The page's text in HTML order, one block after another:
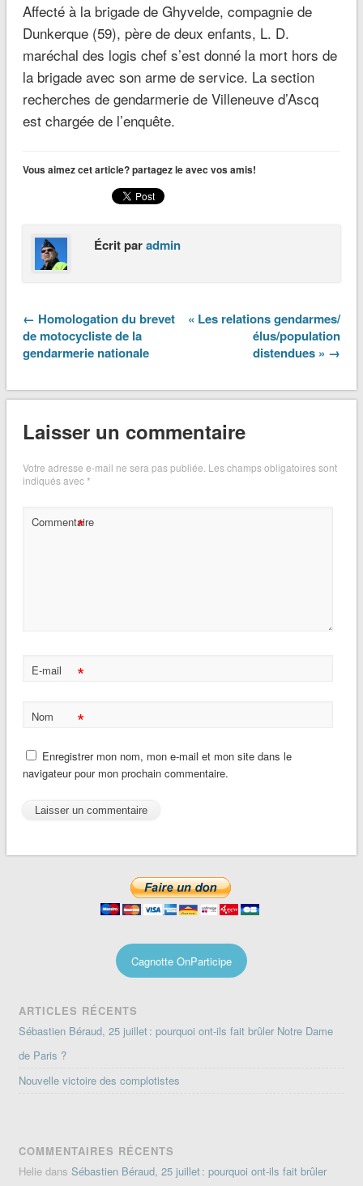
Affecté à la brigade de Ghyvelde, compagnie de
Dunkerque (59), père de deux enfants, L. D.
maréchal des logis chef s’est donné la mort hors de
la brigade avec son arme de service. La section
recherches de gendarmerie de Villeneuve d’Ascq
est chargée de l’enquête.
Vous aimez cet article? partagez le avec vos amis!
Écrit paradmin
← Homologation du brevet
de motocycliste de la
gendarmerie nationale
« Les relations gendarmes/
élus/population
distendues » →
Laisser un commentaire
Votre adresse e-mail ne sera pas publiée. Les champs obligatoires sont
indiqués avec*
Commentaire
*
E-mail *
Nom *
Enregistrer mon nom, mon e-mail et mon site dans le
navigateur pour mon prochain commentaire.
Cagnotte OnParticipe
ARTICLES RÉCENTS
Sébastien Béraud, 25 juillet : pourquoi ont-ils fait brûler Notre Dame
de Paris ?
Nouvelle victoire des complotistes
COMMENTAIRES RÉCENTS
Helie dansSébastien Béraud, 25 juillet : pourquoi ont-ils fait brûler